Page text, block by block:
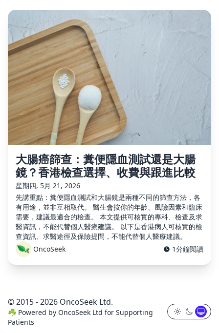
大腸癌篩查：糞便隱血測試還是大腸
鏡？香港檢查選擇、收費與跟進比較
星期四, 5月 21, 2026
先講重點：糞便隱血測試和大腸鏡是兩種不同的篩查方法，各
有用途，並非互相取代。 醫生會按你的年齡、風險因素和臨床
需要，建議最適合的檢查。 本文提供可核實的專科、檢查及求
醫資訊，不能代替個人醫療建議。 以下是香港病人可核實的檢
查資訊、求醫途徑及保險提問，不能代替個人醫療建議。
OncoSeek
1分鐘閱讀
© 2015 - 2026 OncoSeek Ltd.
☘️ Powered by OncoSeek Ltd for Supporting
Patients